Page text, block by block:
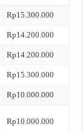
Rp15.300.000
Rp14.200.000
Rp14.200.000
Rp15.300.000
Rp10.000.000
Rp10.000.000